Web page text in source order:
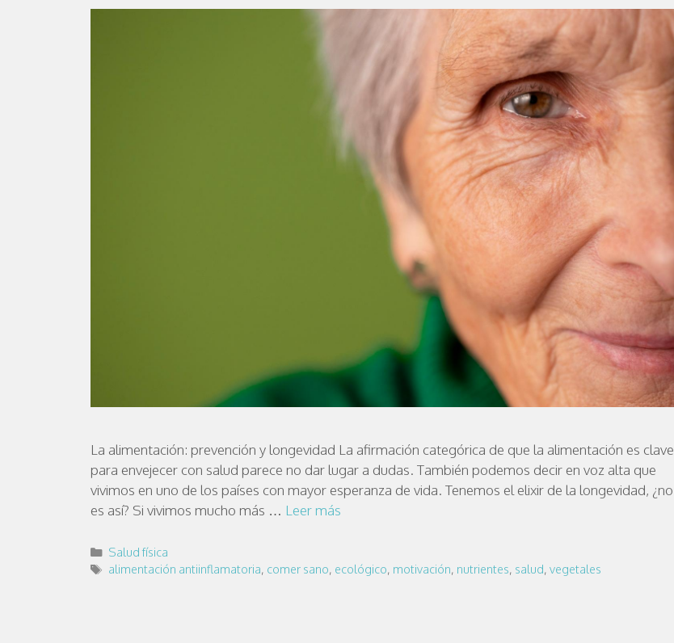
La alimentación: prevención y longevidad La afirmación categórica de que la alimentación es clave
para envejecer con salud parece no dar lugar a dudas. También podemos decir en voz alta que
vivimos en uno de los países con mayor esperanza de vida. Tenemos el elixir de la longevidad, ¿no
es así? Si vivimos mucho más … Leer más
Salud física
alimentación antiinflamatoria, comer sano, ecológico, motivación, nutrientes, salud, vegetales